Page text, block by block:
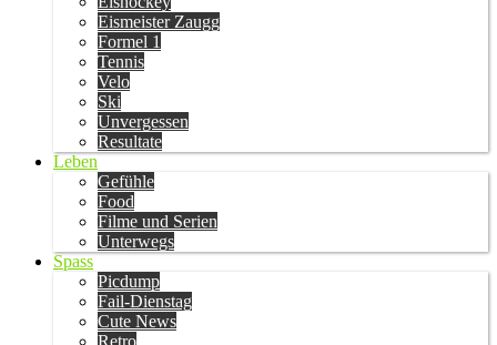
Eismeister Zaugg
Formel 1
Tennis
Velo
Ski
Unvergessen
Resultate
Leben
Gefühle
Food
Filme und Serien
Unterwegs
Spass
Picdump
Fail-Dienstag
Cute News
Retro